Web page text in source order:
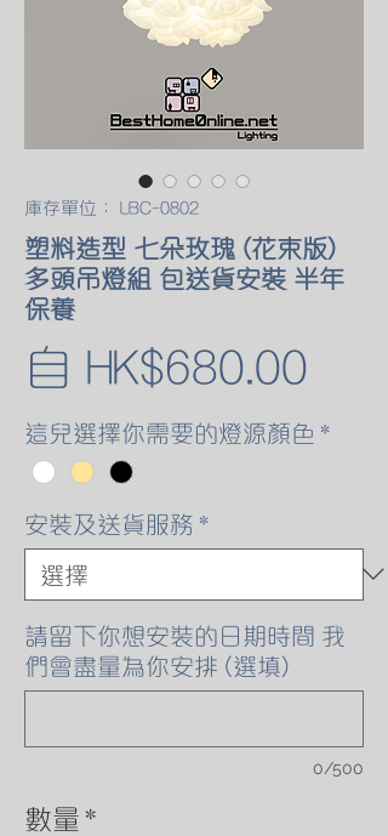
庫存單位： LBC-0802
塑料造型 七朵玫瑰 (花束版)
多頭吊燈組 包送貨安裝 半年
保養
自 HK$680.00
銷
格
這兒選擇你需要的燈源顏色 *
安裝及送貨服務 *
請留下你想安裝的日期時間 我
們會盡量為你安排 (選填)
0/500
數量 *